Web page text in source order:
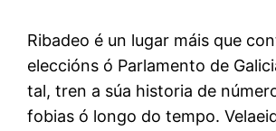
Ribadeo é un lugar máis que
eleccións ó Parlamento de
tal, tren a súa historia de
fobias ó longo do tempo.